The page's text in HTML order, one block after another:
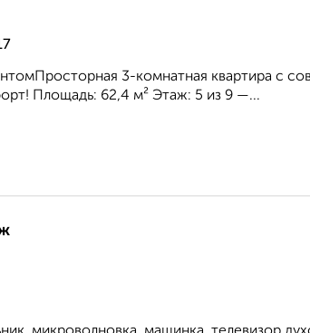
3-комнатная квартира с
Площадь: 62,4 м² Этаж: 5 из 9 —...